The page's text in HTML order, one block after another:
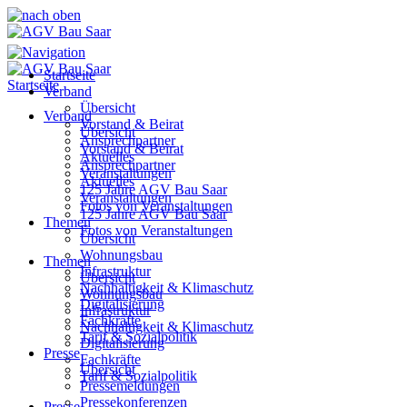
Startseite
Verband
Übersicht
Vorstand & Beirat
Ansprechpartner
Aktuelles
Veranstaltungen
125 Jahre AGV Bau Saar
Fotos von Veranstaltungen
Themen
Übersicht
Wohnungsbau
Infrastruktur
Nachhaltigkeit & Klimaschutz
Digitalisierung
Fachkräfte
Tarif & Sozialpolitik
Presse
Übersicht
Pressemeldungen
Pressekonferenzen
Startseite
Verband
Übersicht
Vorstand & Beirat
Ansprechpartner
Aktuelles
Veranstaltungen
125 Jahre AGV Bau Saar
Fotos von Veranstaltungen
Themen
Übersicht
Wohnungsbau
Infrastruktur
Nachhaltigkeit & Klimaschutz
Digitalisierung
Fachkräfte
Tarif & Sozialpolitik